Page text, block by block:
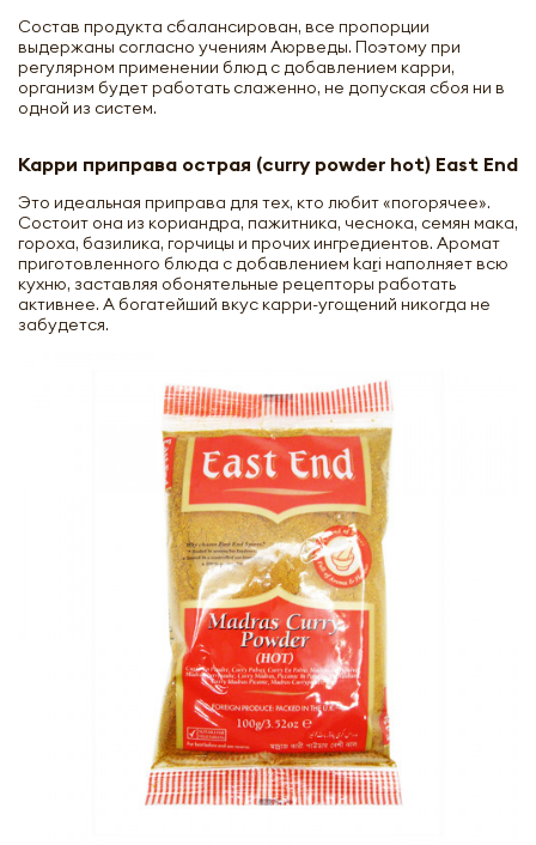
Состав продукта сбалансирован, все пропорции
выдержаны согласно учениям Аюрведы. Поэтому при
регулярном применении блюд с добавлением карри,
организм будет работать слаженно, не допуская сбоя ни в
одной из систем.
Карри приправа острая (curry powder hot) East End
Это идеальная приправа для тех, кто любит «погорячее».
Состоит она из кориандра, пажитника, чеснока, семян мака,
гороха, базилика, горчицы и прочих ингредиентов. Аромат
приготовленного блюда с добавлением kaṟi наполняет всю
кухню, заставляя обонятельные рецепторы работать
активнее. А богатейший вкус карри-угощений никогда не
забудется.